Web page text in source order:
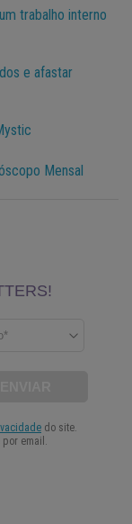
trabalho interno
e afastar
Mensal